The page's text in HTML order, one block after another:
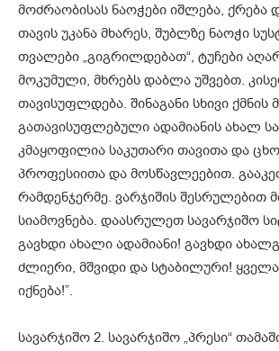
მოძრაობისას ნაოჭები იშლება, ქრება
თავის უკანა მხარეს, შუბლზე ნაოჭი
თვალები „გიგრილდებათ“, ტუჩები
მოკუმული, მხრებს დაბლა უშვებთ.
თავისუფლდება. შინაგანი სხივი ქმნის
გათავისუფლებული ადამიანის ახალ
კმაყოფილია საკუთარი თავითა და
პროფესიითა და მოსწავლეებით.
რამდენჯერმე. ვარჯიშის შესრულებით
სიამოვნება. დაასრულეთ სავარჯიშო
გავხდი ახალი ადამიანი! გავხდი
ძლიერი, მშვიდი და სტაბილური!
იქნება!”.
სავარჯიშო 2. სავარჯიშო „პრესი“